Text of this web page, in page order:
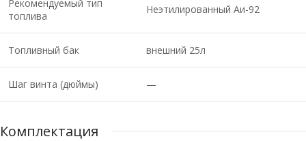
Рекомендуемый тип
топлива
Неэтилированный Аи-92
Топливный бак внешний 25л
Шаг винта (дюймы) —
Комплектация